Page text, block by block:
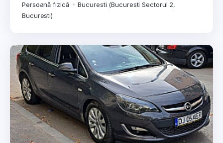
Persoană fizică
Bucuresti (Bucuresti Sectorul 2,
Bucuresti)